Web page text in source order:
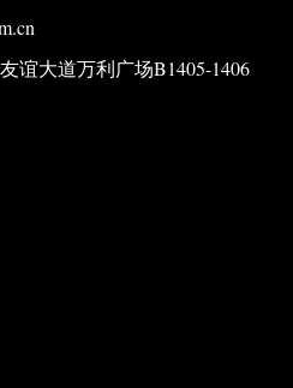
谊大道万利广场B1405-1406